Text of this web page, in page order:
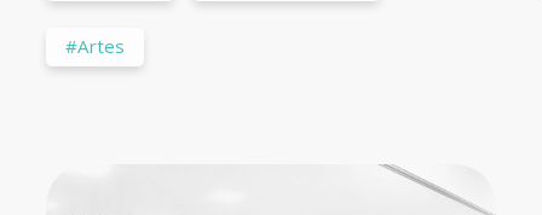
#Artes